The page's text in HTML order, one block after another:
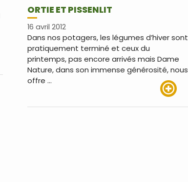
ORTIE ET PISSENLIT
16 avril 2012
Dans nos potagers, les légumes d’hiver sont
pratiquement terminé et ceux du
printemps, pas encore arrivés mais Dame
Nature, dans son immense générosité, nous
offre …